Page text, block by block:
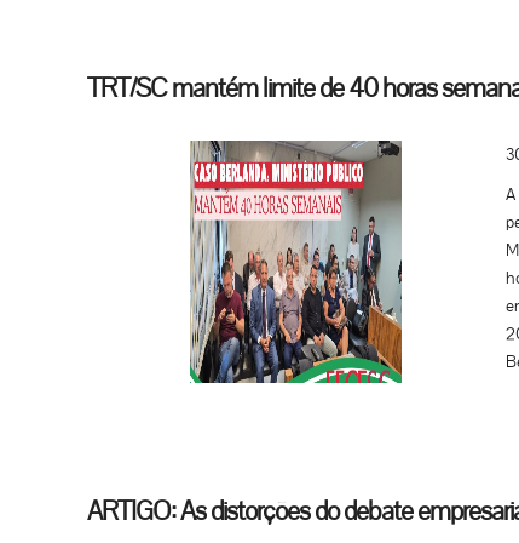
TRT/SC mantém limite de 40 horas
ARTIGO: As distorções do debate